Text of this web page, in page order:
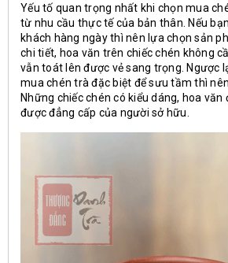
Yếu tố quan trọng nhất khi chọn mua
từ nhu cầu thực tế của bản thân. Nếu
khách hàng ngày thì nên lựa chọn sản
chi tiết, hoa văn trên chiếc chén không
vẫn toát lên được vẻ sang trọng. Ngược
mua chén trà đặc biệt để sưu tầm thì
Những chiếc chén có kiểu dáng, hoa văn
được đẳng cấp của người sở hữu.